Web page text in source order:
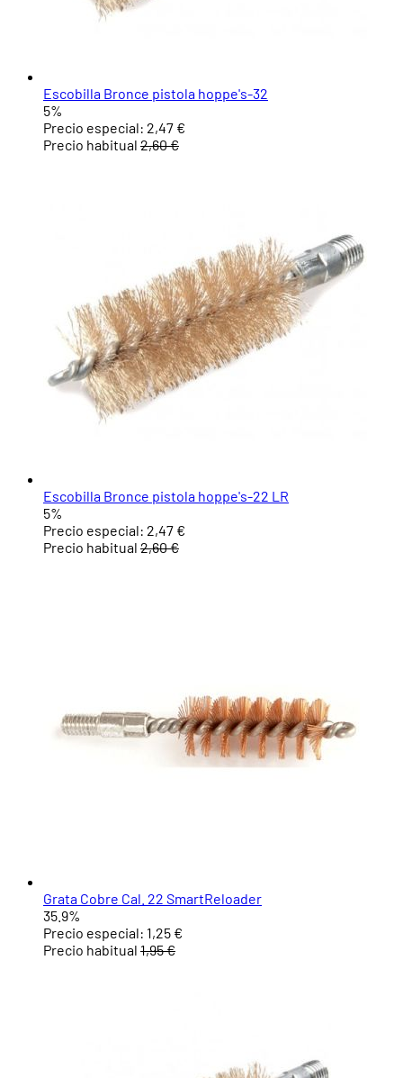
Escobilla Bronce pistola hoppe's-32
5%
Precio especial: 2,47 €
Precio habitual 2,60 €
Escobilla Bronce pistola hoppe's-22 LR
5%
Precio especial: 2,47 €
Precio habitual 2,60 €
Grata Cobre Cal. 22 SmartReloader
35.9%
Precio especial: 1,25 €
Precio habitual 1,95 €